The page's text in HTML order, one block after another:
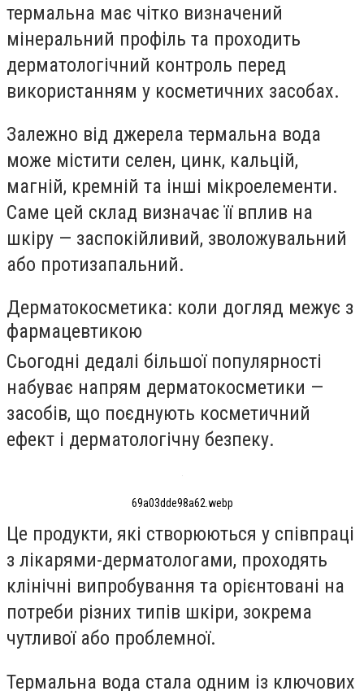
термальна має чітко визначений
мінеральний профіль та проходить
дерматологічний контроль перед
використанням у косметичних засобах.
Залежно від джерела термальна вода
може містити селен, цинк, кальцій,
магній, кремній та інші мікроелементи.
Саме цей склад визначає її вплив на
шкіру — заспокійливий, зволожувальний
або протизапальний.
Дерматокосметика: коли догляд межує з
фармацевтикою
Сьогодні дедалі більшої популярності
набуває напрям дерматокосметики —
засобів, що поєднують косметичний
ефект і дерматологічну безпеку.
69a03dde98a62.webp
Це продукти, які створюються у співпраці
з лікарями-дерматологами, проходять
клінічні випробування та орієнтовані на
потреби різних типів шкіри, зокрема
чутливої або проблемної.
Термальна вода стала одним із ключових